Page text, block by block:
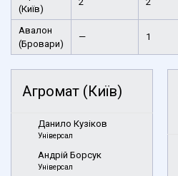
(Київ)
Авалон
(Бровари)
— 1
Агромат (Київ)
Данило Кузіков
Універсал
Андрій Борсук
Універсал